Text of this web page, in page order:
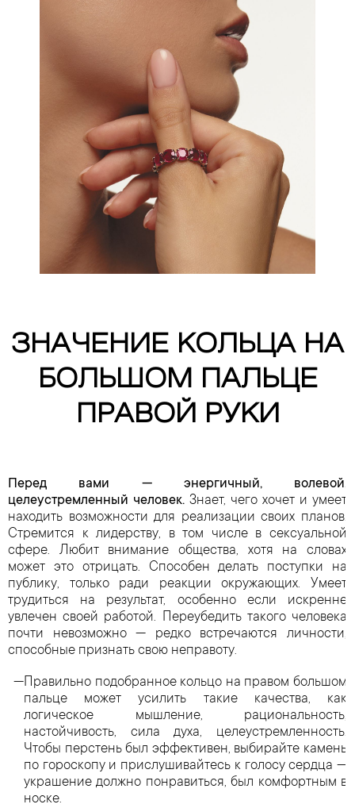
ЗНАЧЕНИЕ КОЛЬЦА НА
БОЛЬШОМ ПАЛЬЦЕ
ПРАВОЙ РУКИ
Перед вами — энергичный, волевой,
целеустремленный человек. Знает, чего хочет и умеет
находить возможности для реализации своих планов.
Стремится к лидерству, в том числе в сексуальной
сфере. Любит внимание общества, хотя на словах
может это отрицать. Способен делать поступки на
публику, только ради реакции окружающих. Умеет
трудиться на результат, особенно если искренне
увлечен своей работой. Переубедить такого человека
почти невозможно — редко встречаются личности,
способные признать свою неправоту.
Правильно подобранное кольцо на правом большом
пальце может усилить такие качества, как
логическое мышление, рациональность,
настойчивость, сила духа, целеустремленность.
Чтобы перстень был эффективен, выбирайте камень
по гороскопу и прислушивайтесь к голосу сердца —
украшение должно понравиться, был комфортным в
носке.